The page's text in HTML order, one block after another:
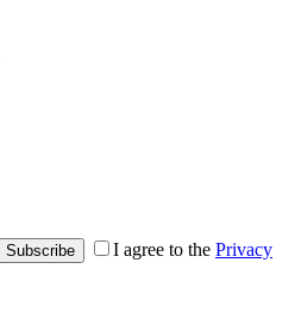
Subscribe I agree to the Privacy